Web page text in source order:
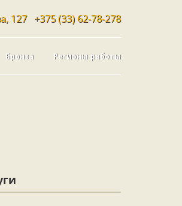
127 +375 (33) 62-78-278
Бронза Регионы работы